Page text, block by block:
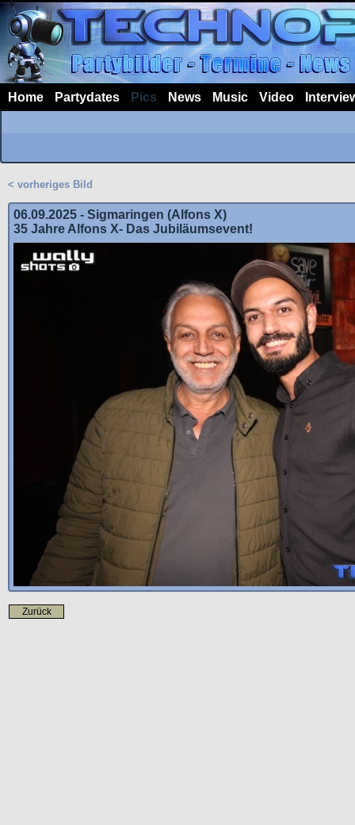
Home Partydates Pics News Music Video
< vorheriges Bild
06.09.2025 - Sigmaringen (Alfons X)
35 Jahre Alfons X- Das Jubiläumsevent!